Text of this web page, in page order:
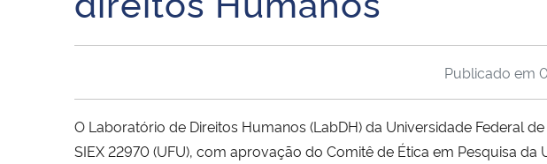
Publicado em
O Laboratório de Direitos Humanos (LabDH) da Universidade Federal
SIEX 22970 (UFU), com aprovação do Comitê de Ética em Pesquisa